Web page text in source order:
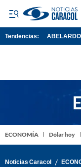
Tendencias:
ECONOMÍA Dólar hoy
Noticias Caracol /